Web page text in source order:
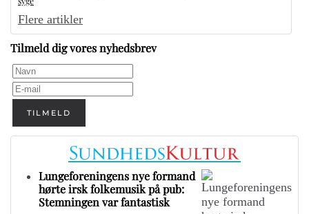
Flere artikler
Tilmeld dig vores nyhedsbrev
TILMELD
Lungeforeningens nye formand
hørte irsk folkemusik på pub:
Stemningen var fantastisk